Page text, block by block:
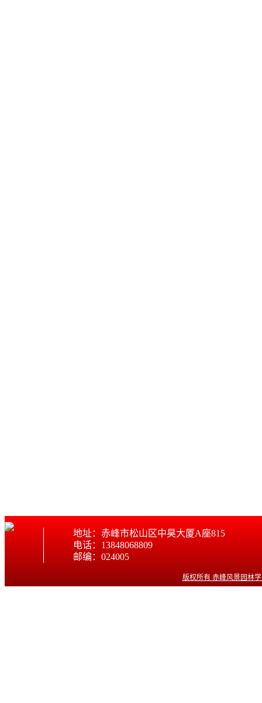
地址：赤峰市松山区中昊大厦A座815
电话：13848068809
邮编：024005
版权所有 赤峰风景园林